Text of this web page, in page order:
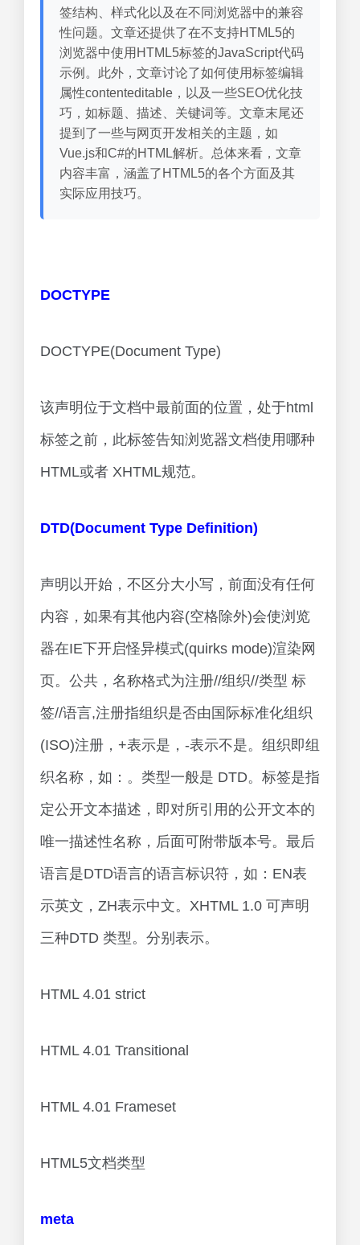
签结构、样式化以及在不同浏览器中的兼容
性问题。文章还提供了在不支持HTML5的
浏览器中使用HTML5标签的JavaScript代码
示例。此外，文章讨论了如何使用标签编辑
属性contenteditable，以及一些SEO优化技
巧，如标题、描述、关键词等。文章末尾还
提到了一些与网页开发相关的主题，如
Vue.js和C#的HTML解析。总体来看，文章
内容丰富，涵盖了HTML5的各个方面及其
实际应用技巧。
DOCTYPE
DOCTYPE(Document Type)
该声明位于文档中最前面的位置，处于html
标签之前，此标签告知浏览器文档使用哪种
HTML或者 XHTML规范。
DTD(Document Type Definition)
声明以开始，不区分大小写，前面没有任何
内容，如果有其他内容(空格除外)会使浏览
器在IE下开启怪异模式(quirks mode)渲染网
页。公共，名称格式为注册//组织//类型 标
签//语言,注册指组织是否由国际标准化组织
(ISO)注册，+表示是，-表示不是。组织即组
织名称，如：。类型一般是 DTD。标签是指
定公开文本描述，即对所引用的公开文本的
唯一描述性名称，后面可附带版本号。最后
语言是DTD语言的语言标识符，如：EN表
示英文，ZH表示中文。XHTML 1.0 可声明
三种DTD 类型。分别表示。
HTML 4.01 strict
HTML 4.01 Transitional
HTML 4.01 Frameset
HTML5文档类型
meta